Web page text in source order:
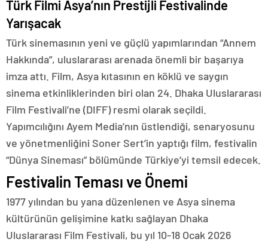
Türk Filmi Asya’nın Prestijli Festivalinde
Yarışacak
Türk sinemasının yeni ve güçlü yapımlarından “Annem
Hakkında”, uluslararası arenada önemli bir başarıya
imza attı. Film, Asya kıtasının en köklü ve saygın
sinema etkinliklerinden biri olan 24. Dhaka Uluslararası
Film Festivali’ne (DIFF) resmi olarak seçildi.
Yapımcılığını Ayem Media’nın üstlendiği, senaryosunu
ve yönetmenliğini Soner Sert’in yaptığı film, festivalin
“Dünya Sineması” bölümünde Türkiye’yi temsil edecek.
Festivalin Teması ve Önemi
1977 yılından bu yana düzenlenen ve Asya sinema
kültürünün gelişimine katkı sağlayan Dhaka
Uluslararası Film Festivali, bu yıl 10-18 Ocak 2026